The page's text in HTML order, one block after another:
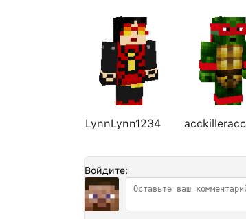
LynnLynn1234 acckilleracc
Войдите: